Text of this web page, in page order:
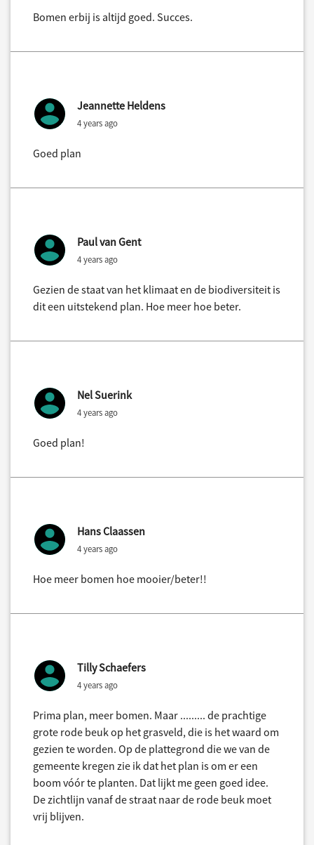
Bomen erbij is altijd goed. Succes.
Jeannette Heldens
4 years ago
Goed plan
Paul van Gent
4 years ago
Gezien de staat van het klimaat en de biodiversiteit is
dit een uitstekend plan. Hoe meer hoe beter.
Nel Suerink
4 years ago
Goed plan!
Hans Claassen
4 years ago
Hoe meer bomen hoe mooier/beter!!
Tilly Schaefers
4 years ago
Prima plan, meer bomen. Maar ......... de prachtige
grote rode beuk op het grasveld, die is het waard om
gezien te worden. Op de plattegrond die we van de
gemeente kregen zie ik dat het plan is om er een
boom vóór te planten. Dat lijkt me geen goed idee.
De zichtlijn vanaf de straat naar de rode beuk moet
vrij blijven.